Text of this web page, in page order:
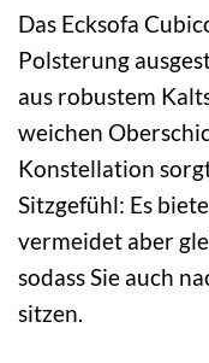
Das Ecksofa
Polsterung
aus robustem
weichen
Konstellation
Sitzgefühl: Es
vermeidet aber
sodass Sie auch
sitzen.